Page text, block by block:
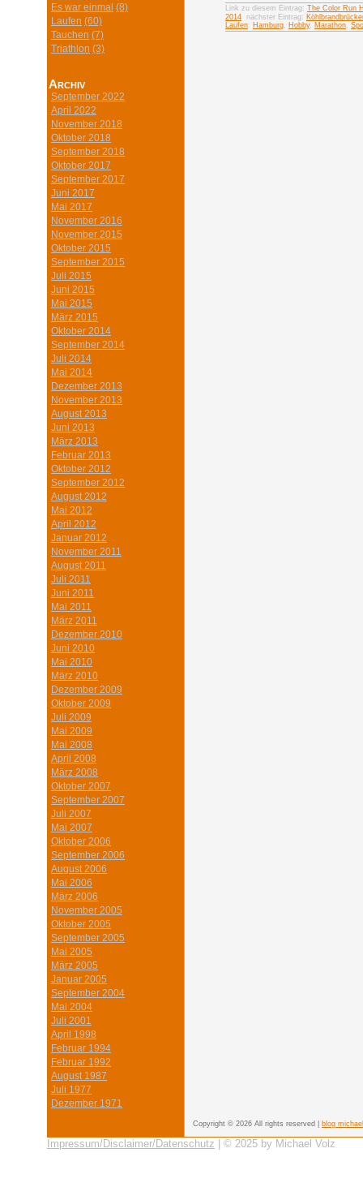
Es war einmal (8)
Laufen (60)
Tauchen (7)
Triathlon (3)
Archiv
September 2022
April 2022
November 2018
Oktober 2018
September 2018
Oktober 2017
September 2017
Juni 2017
Mai 2017
November 2016
November 2015
Oktober 2015
September 2015
Juli 2015
Juni 2015
Mai 2015
März 2015
Oktober 2014
September 2014
Juli 2014
Mai 2014
Dezember 2013
November 2013
August 2013
Juni 2013
März 2013
Februar 2013
Oktober 2012
September 2012
August 2012
Mai 2012
April 2012
Januar 2012
November 2011
August 2011
Juli 2011
Juni 2011
Mai 2011
März 2011
Dezember 2010
Juni 2010
Mai 2010
März 2010
Dezember 2009
Oktober 2009
Juli 2009
Mai 2009
Mai 2008
April 2008
März 2008
Oktober 2007
September 2007
Juli 2007
Mai 2007
Oktober 2006
September 2006
August 2006
Mai 2006
März 2006
November 2005
Oktober 2005
September 2005
Mai 2005
März 2005
Januar 2005
September 2004
Mai 2004
Juli 2001
April 1998
Februar 1994
Februar 1992
August 1987
Juli 1977
Dezember 1971
Link zu diesem Eintrag: The Color Run
2014 nächster Eintrag:
Laufen: Hamburg, Hobby, Marathon,
Copyright © 2026 All rights reserved | blog
Impressum/Disclaimer/Datenschutz | © 2025 by Michael Volz